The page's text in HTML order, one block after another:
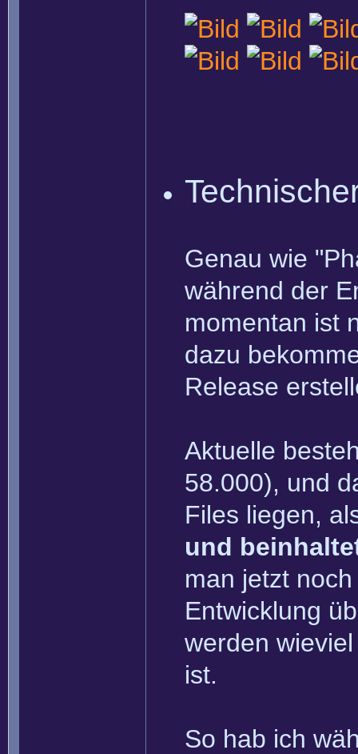
Genau wie
während der
momentan ist
dazu
Release
Aktuelle
58.000), und
Files liegen,
und
man jetzt
Entwicklung
werden
ist.
So hab ich